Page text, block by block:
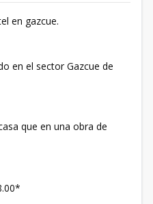
en gazcue.
en el sector Gazcue de
que en una obra de